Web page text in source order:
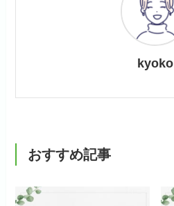
kyoko
おすすめ記事